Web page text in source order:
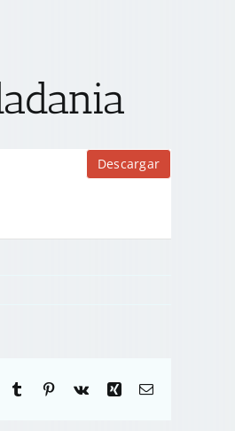
Descargar
Tumblr Pinterest
Vk Xing Correo